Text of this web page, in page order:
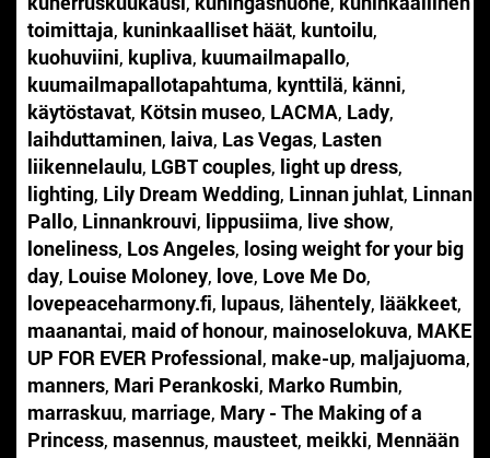
toimittaja, kuninkaalliset häät, kuntoilu,
kuohuviini, kupliva, kuumailmapallo,
kuumailmapallotapahtuma, kynttilä, känni,
käytöstavat, Kötsin museo, LACMA, Lady,
laihduttaminen, laiva, Las Vegas, Lasten
liikennelaulu, LGBT couples, light up dress,
lighting, Lily Dream Wedding, Linnan juhlat, Linnan
Pallo, Linnankrouvi, lippusiima, live show,
loneliness, Los Angeles, losing weight for your big
day, Louise Moloney, love, Love Me Do,
lovepeaceharmony.fi, lupaus, lähentely, lääkkeet,
maanantai, maid of honour, mainoselokuva, MAKE
UP FOR EVER Professional, make-up, maljajuoma,
manners, Mari Perankoski, Marko Rumbin,
marraskuu, marriage, Mary - The Making of a
Princess, masennus, mausteet, meikki, Mennään